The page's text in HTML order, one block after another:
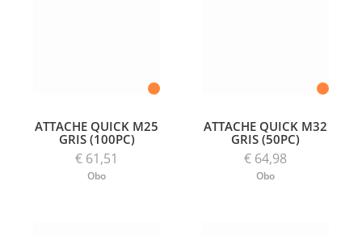
ATTACHE QUICK M25
GRIS (100PC)
€ 61,51
Obo
ATTACHE QUICK M32
GRIS (50PC)
€ 64,98
Obo